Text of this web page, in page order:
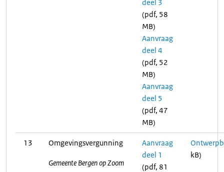
deel 3
(pdf, 58
MB)
Aanvraag
deel 4
(pdf, 52
MB)
Aanvraag
deel 5
(pdf, 47
MB)
13 Omgevingsvergunning
Gemeente Bergen op Zoom
Aanvraag
deel 1
(pdf, 81
kB)